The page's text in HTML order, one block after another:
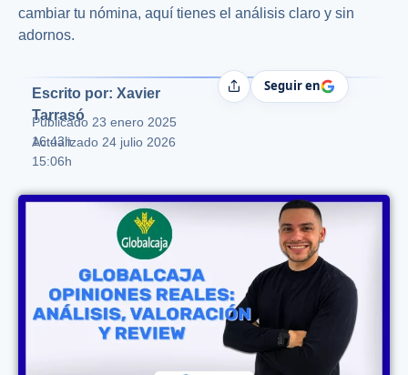
cambiar tu nómina, aquí tienes el análisis claro y sin
adornos.
Escrito por: Xavier
Tarrasó
Publicado 23 enero 2025
16:43h
Actualizado 24 julio 2026
15:06h
CompartirSeguir en